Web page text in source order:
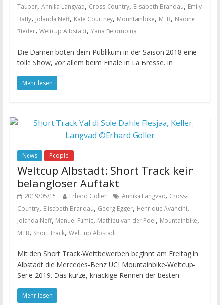
Tauber, Annika Langvad, Cross-Country, Elisabeth Brandau, Emily
Batty, Jolanda Neff, Kate Courtney, Mountainbike, MTB, Nadine
Rieder, Weltcup Albstadt, Yana Belomoina
Die Damen boten dem Publikum in der Saison 2018 eine
tolle Show, vor allem beim Finale in La Bresse. In
Mehr lesen
News People
Weltcup Albstadt: Short Track kein
belangloser Auftakt
2019/05/15 Erhard Goller Annika Langvad, Cross-
Country, Elisabeth Brandau, Georg Egger, Henrique Avancini,
Jolanda Neff, Manuel Fumic, Mathieu van der Poel, Mountainbike,
MTB, Short Track, Weltcup Albstadt
Mit den Short Track-Wettbewerben beginnt am Freitag in
Albstadt die Mercedes-Benz UCI Mountainbike-Weltcup-
Serie 2019. Das kurze, knackige Rennen der besten
Mehr lesen